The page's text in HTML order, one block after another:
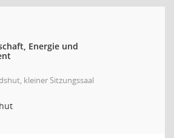
Energie und
kleiner Sitzungssaal